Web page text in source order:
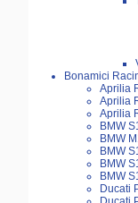
Bonamici
Aprilia
Aprilia
Aprilia
BMW
BMW
BMW
BMW
BMW
Ducati